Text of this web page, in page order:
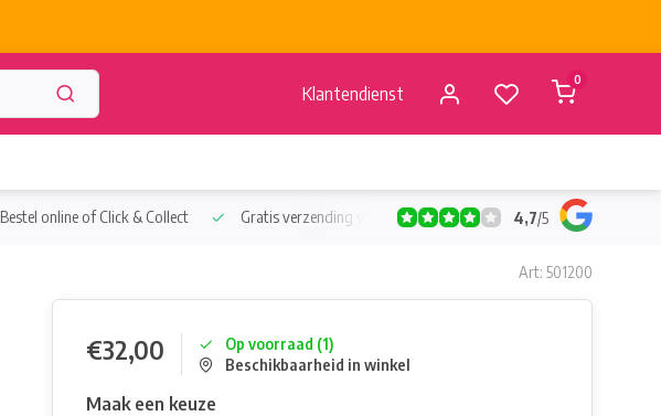
Klantendienst
0
Bestel online of Click & Collect Gratis verzending vanaf €50 Verzending vanaf BE €4,95 -
4,7/5
Art: 501200
€32,00
Op voorraad (1)
Beschikbaarheid in winkel
Maak een keuze